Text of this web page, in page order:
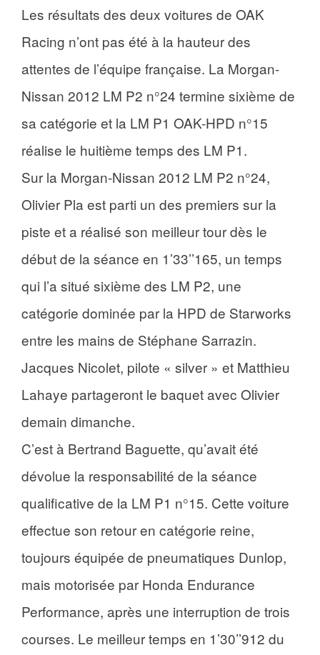
Les résultats des deux voitures de OAK
Racing n’ont pas été à la hauteur des
attentes de l’équipe française. La Morgan-
Nissan 2012 LM P2 n°24 termine sixième de
sa catégorie et la LM P1 OAK-HPD n°15
réalise le huitième temps des LM P1.
Sur la Morgan-Nissan 2012 LM P2 n°24,
Olivier Pla est parti un des premiers sur la
piste et a réalisé son meilleur tour dès le
début de la séance en 1’33’’165, un temps
qui l’a situé sixième des LM P2, une
catégorie dominée par la HPD de Starworks
entre les mains de Stéphane Sarrazin.
Jacques Nicolet, pilote « silver » et Matthieu
Lahaye partageront le baquet avec Olivier
demain dimanche.
C’est à Bertrand Baguette, qu’avait été
dévolue la responsabilité de la séance
qualificative de la LM P1 n°15. Cette voiture
effectue son retour en catégorie reine,
toujours équipée de pneumatiques Dunlop,
mais motorisée par Honda Endurance
Performance, après une interruption de trois
courses. Le meilleur temps en 1’30’’912 du